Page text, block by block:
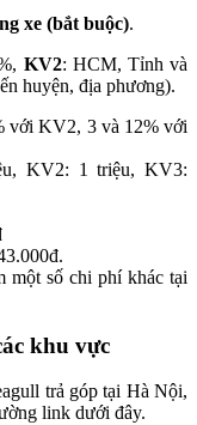
xe (bắt buộc).
KV2: HCM, Tỉnh và
huyện, địa phương).
với KV2, 3 và 12% với
KV2: 1 triệu, KV3:
một số chi phí khác tại
khu vực
trả góp tại Hà Nội,
link dưới đây.